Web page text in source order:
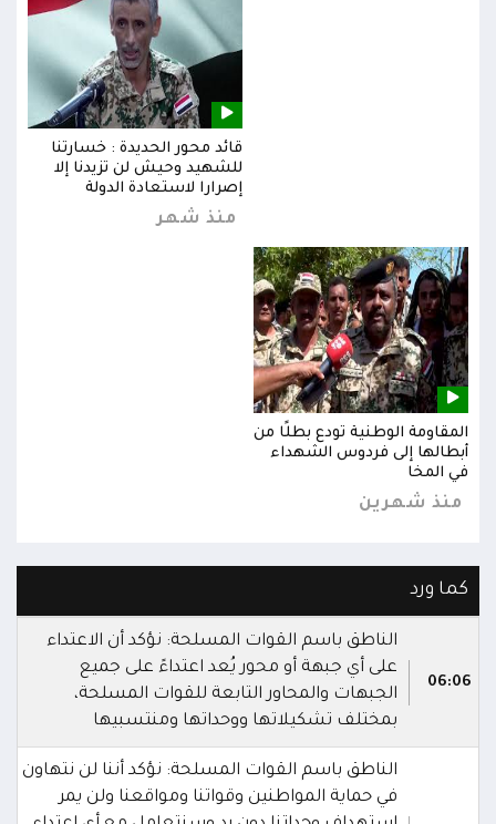
قائد محور الحديدة : خسارتنا
للشهيد وحيش لن تزيدنا إلا
إصرارا لاستعادة الدولة
منذ شهر
المقاومة الوطنية تودع بطلًا من
أبطالها إلى فردوس الشهداء
في المخا
منذ شهرين
كما ورد
06:06
الناطق باسم القوات المسلحة: نؤكد أن الاعتداء
على أي جبهة أو محور يُعد اعتداءً على جميع
الجبهات والمحاور التابعة للقوات المسلحة،
بمختلف تشكيلاتها ووحداتها ومنتسبيها
الناطق باسم القوات المسلحة: نؤكد أننا لن نتهاون
في حماية المواطنين وقواتنا ومواقعنا ولن يمر